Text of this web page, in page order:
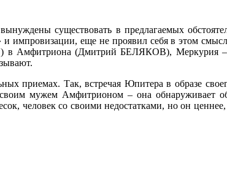
существовать в предлагаемых
и импровизации, еще не проявил себя в этом
Амфитриона (Дмитрий БЕЛЯКОВ), Меркурия –
приемах. Так, встречая Юпитера в образе
мужем Амфитрионом – она обнаруживает
человек со своими недостатками, но он